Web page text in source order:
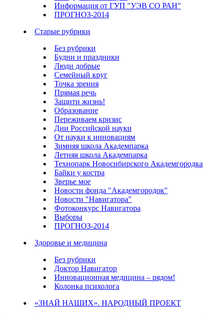
Информация от ГУП "УЭВ СО РАН"
ПРОГНОЗ-2014
Старые рубрики
Без рубрики
Будни и праздники
Люди добрые
Семейный круг
Точка зрения
Прямая речь
Защити жизнь!
Образование
Переживаем кризис
Дни Российской науки
От науки к инновациям
Зимняя школа Академпарка
Летняя школа Академпарка
Технопарк Новосибирского Академгородка
Байки у костра
Зверье мое
Новости фонда "Академгородок"
Новости "Навигатора"
Фотоконкурс Навигатора
Выборы
ПРОГНОЗ-2014
Здоровье и медицина
Без рубрики
Доктор Навигатор
Инновационная медицина – рядом!
Колонка психолога
«ЗНАЙ НАШИХ». НАРОДНЫЙ ПРОЕКТ